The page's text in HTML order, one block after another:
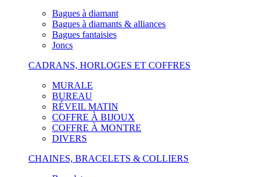
Bagues à diamant
Bagues à diamants & alliances
Bagues fantaisies
Joncs
CADRANS, HORLOGES ET COFFRES
MURALE
BUREAU
RÉVEIL MATIN
COFFRE À BIJOUX
COFFRE À MONTRE
DIVERS
CHAINES, BRACELETS & COLLIERS